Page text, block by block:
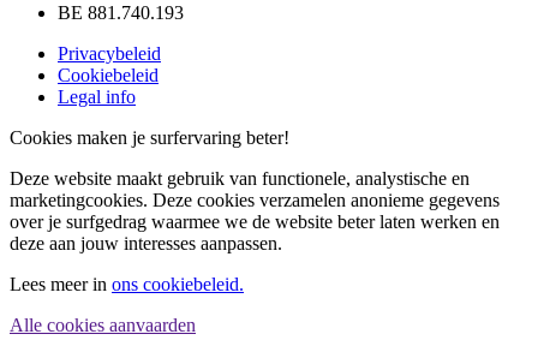
BE 881.740.193
Privacybeleid
Cookiebeleid
Legal info
Cookies maken je surfervaring beter!
Deze website maakt gebruik van functionele, analystische en
marketingcookies. Deze cookies verzamelen anonieme gegevens
over je surfgedrag waarmee we de website beter laten werken en
deze aan jouw interesses aanpassen.
Lees meer in ons cookiebeleid.
Alle cookies aanvaarden